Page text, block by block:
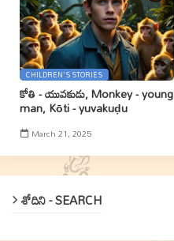
CHILDREN'S STORIES
కోతి - యువకుడు, Monkey - young
man, Kōti - yuvakuḍu
March 21, 2025
శోదిని - SEARCH